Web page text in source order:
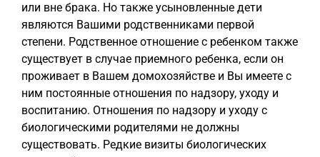
или вне брака. Но также усыновленные дети
являются Вашими родственниками первой
степени. Родственное отношение с ребенком также
существует в случае приемного ребенка, если он
проживает в Вашем домохозяйстве и Вы имеете с
ним постоянные отношения по надзору, уходу и
воспитанию. Отношения по надзору и уходу с
биологическими родителями не должны
существовать. Редкие визиты биологических